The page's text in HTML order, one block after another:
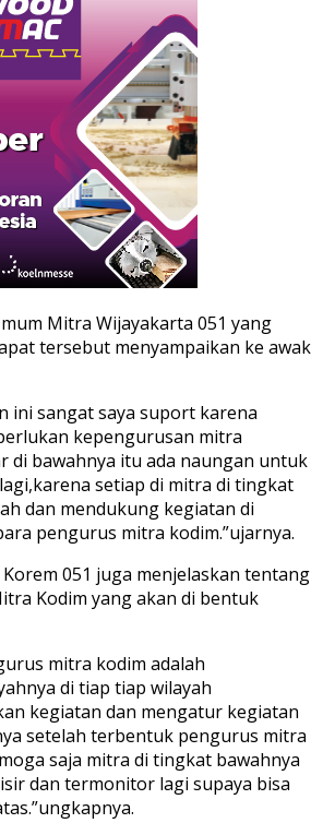
Mitra Wijayakarta 051 yang
tersebut menyampaikan ke awak
ini sangat saya suport karena
kepengurusan mitra
di bawahnya itu ada naungan untuk
setiap di mitra di tingkat
dan mendukung kegiatan di
pengurus mitra kodim.”ujarnya.
051 juga menjelaskan tentang
Kodim yang akan di bentuk
mitra kodim adalah
di tiap tiap wilayah
kegiatan dan mengatur kegiatan
setelah terbentuk pengurus mitra
saja mitra di tingkat bawahnya
dan termonitor lagi supaya bisa